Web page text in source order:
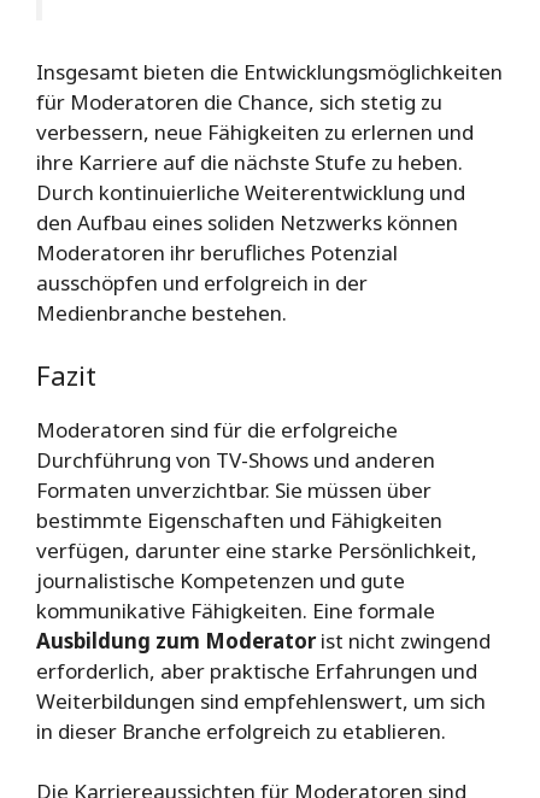
Insgesamt bieten die Entwicklungsmöglichkeiten
für Moderatoren die Chance, sich stetig zu
verbessern, neue Fähigkeiten zu erlernen und
ihre Karriere auf die nächste Stufe zu heben.
Durch kontinuierliche Weiterentwicklung und
den Aufbau eines soliden Netzwerks können
Moderatoren ihr berufliches Potenzial
ausschöpfen und erfolgreich in der
Medienbranche bestehen.
Fazit
Moderatoren sind für die erfolgreiche
Durchführung von TV-Shows und anderen
Formaten unverzichtbar. Sie müssen über
bestimmte Eigenschaften und Fähigkeiten
verfügen, darunter eine starke Persönlichkeit,
journalistische Kompetenzen und gute
kommunikative Fähigkeiten. Eine formale
Ausbildung zum Moderatorist nicht zwingend
erforderlich, aber praktische Erfahrungen und
Weiterbildungen sind empfehlenswert, um sich
in dieser Branche erfolgreich zu etablieren.
Die Karriereaussichten für Moderatoren sind